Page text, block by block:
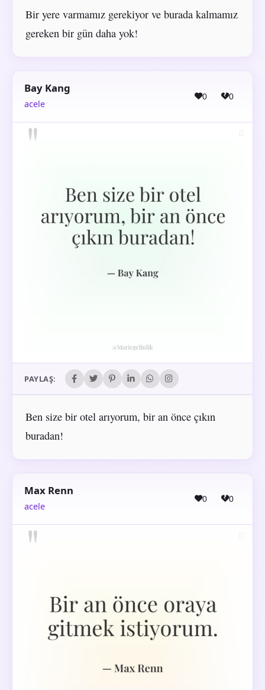
Bir yere varmamız gerekiyor ve burada kalmamız
gereken bir gün daha yok!
Bay Kang
acele
0 0
PAYLAŞ:
Ben size bir otel arıyorum, bir an önce çıkın
buradan!
Max Renn
acele
0 0